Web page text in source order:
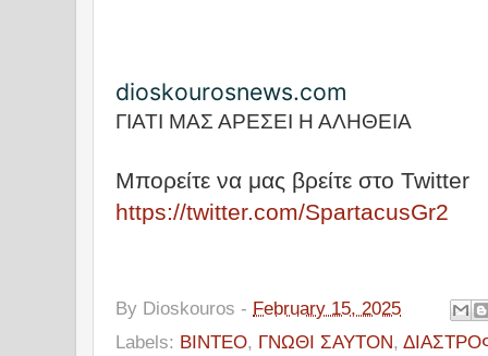
dioskourosnews.com
ΓΙΑΤΙ ΜΑΣ ΑΡΕΣΕΙ Η ΑΛΗΘΕΙΑ
Μπορείτε να μας βρείτε στο Twitter
https://twitter.com/SpartacusGr2
By Dioskouros - February 15, 2025
Labels: ΒΙΝΤΕΟ, ΓΝΩΘΙ ΣΑΥΤΟΝ,